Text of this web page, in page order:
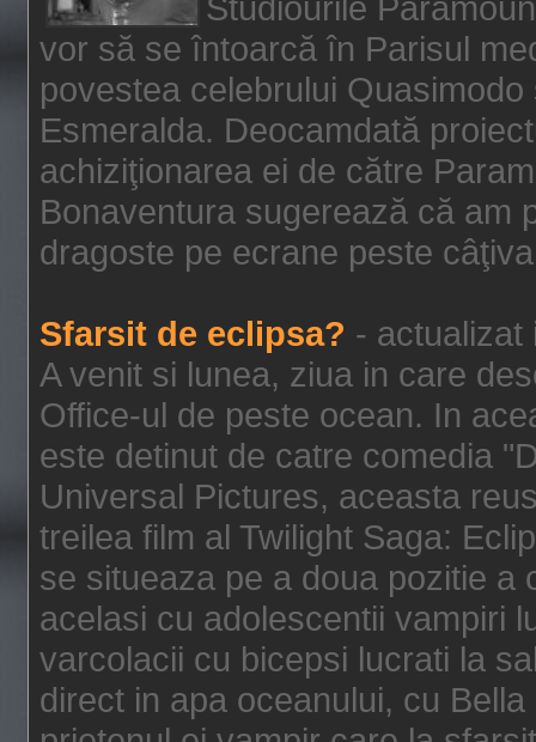
vor să se întoarcă în Parisul
povestea celebrului
Esmeralda. Deocamdată
achiziţionarea ei de către
Bonaventura sugerează că am
dragoste pe ecrane peste
Sfarsit de eclipsa? - actualizat
A venit si lunea, ziua in care
Office-ul de peste ocean. In
este detinut de catre comedia
Universal Pictures, aceasta
treilea film al Twilight Saga:
se situeaza pe a doua pozitie a
acelasi cu adolescentii vampiri
varcolacii cu bicepsi lucrati la
direct in apa oceanului, cu